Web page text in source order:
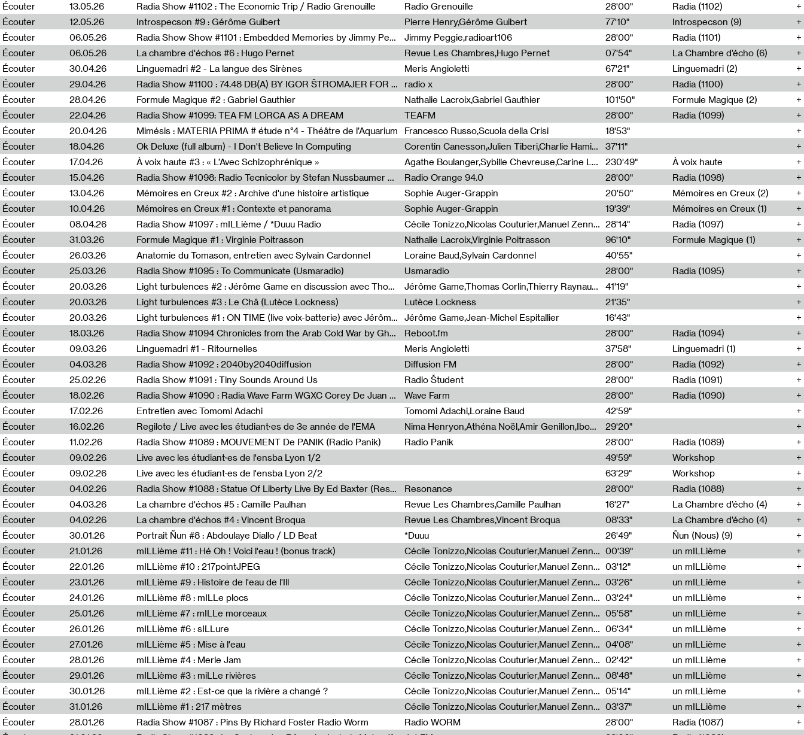
Écouter
13.05.26 Radia Show #1102 : The Economic Trip / Radio Grenouille Radio Grenouille 28'00"
Radia (1102)
Écouter
12.05.26 Introspecson #9 : Gérôme Guibert Pierre Henry,Gérôme Guibert 77'10"
Introspecson (9)
Écouter
06.05.26 Radia Show Show #1101 : Embedded Memories by Jimmy Peggie / radioart106 Jimmy Peggie,radioart106 28'00"
Radia (1101)
Écouter
06.05.26 La chambre d'échos #6 : Hugo Pernet Revue Les Chambres,Hugo Pernet 07'54"
La Chambre d’écho (6)
Écouter
30.04.26 Linguemadri #2 - La langue des Sirènes Meris Angioletti 67'21"
Linguemadri (2)
Écouter
29.04.26 Radia Show #1100 : 74.48 DB(A) BY IGOR ŠTROMAJER FOR RADIO X radio x 28'00"
Radia (1100)
Écouter
28.04.26 Formule Magique #2 : Gabriel Gauthier Nathalie Lacroix,Gabriel Gauthier 101'50"
Formule Magique (2)
Écouter
22.04.26 Radia Show #1099: TEA FM LORCA AS A DREAM TEAFM 28'00"
Radia (1099)
Écouter
20.04.26 Mimésis : MATERIA PRIMA # étude n°4 - Théâtre de l’Aquarium Francesco Russo,Scuola della Crisi
18'53"
Écouter
18.04.26 Ok Deluxe (full album) - I Don't Believe In Computing Corentin Canesson,Julien Tiberi,Charlie Hamish Jeffery
37'11"
Écouter
17.04.26 À voix haute #3 : « L’Avec Schizophrénique » Agathe Boulanger,Sybille Chevreuse,Carine Lendrin,Léna Monnier,Graziela Susin,Camille Zuber 230'49"
À voix haute
Écouter
15.04.26 Radia Show #1098: Radio Tecnicolor by Stefan Nussbaumer & Georg Zichy (Radio Orange 94.0) Radio Orange 94.0 28'00"
Radia (1098)
Écouter
13.04.26 Mémoires en Creux #2 : Archive d'une histoire artistique Sophie Auger-Grappin 20'50"
Mémoires en Creux (2)
Écouter
10.04.26 Mémoires en Creux #1 : Contexte et panorama Sophie Auger-Grappin 19'39"
Mémoires en Creux (1)
Écouter
08.04.26 Radia Show #1097 : mILLième / *Duuu Radio Cécile Tonizzo,Nicolas Couturier,Manuel Zenner,Aquila Lescene,Curtis Coco,Cyril Magnier 28'14"
Radia (1097)
Écouter
31.03.26 Formule Magique #1 : Virginie Poitrasson Nathalie Lacroix,Virginie Poitrasson 96'10"
Formule Magique (1)
Écouter
26.03.26 Anatomie du Tomason, entretien avec Sylvain Cardonnel Loraine Baud,Sylvain Cardonnel
40'55"
Écouter
25.03.26 Radia Show #1095 : To Communicate (Usmaradio) Usmaradio 28'00"
Radia (1095)
Écouter
20.03.26 Light turbulences #2 : Jérôme Game en discussion avec Thomas Corlin Jérôme Game,Thomas Corlin,Thierry Raynaud,Hubert Colas
41'19"
Écouter
20.03.26 Light turbulences #3 : Le Châ (Lutèce Lockness) Lutèce Lockness
21'35"
Écouter
20.03.26 Light turbulences #1 : ON TIME (live voix-batterie) avec Jérôme Game & Jean-Michel Espitallier Jérôme Game,Jean-Michel Espitallier
16'43"
Écouter
18.03.26 Radia Show #1094 Chronicles from the Arab Cold War by Ghazi Barakat Reboot.fm 28'00"
Radia (1094)
Écouter
09.03.26 Linguemadri #1 - Ritournelles Meris Angioletti 37'58"
Linguemadri (1)
Écouter
04.03.26 Radia Show #1092 : 2040by2040diffusion Diffusion FM 28'00"
Radia (1092)
Écouter
25.02.26 Radia Show #1091 : Tiny Sounds Around Us Radio Študent 28'00"
Radia (1091)
Écouter
18.02.26 Radia Show #1090 : Radia Wave Farm WGXC Corey De Juan Sherrard Jr Startalk Wave Farm 28'00"
Radia (1090)
Écouter
17.02.26 Entretien avec Tomomi Adachi Tomomi Adachi,Loraine Baud
42'59"
Écouter
16.02.26 Regilote / Live avec les étudiant·es de 3e année de l'EMA Nima Henryon,Athéna Noël,Amir Genillon,Ibourayane Ahmadi,Manelle Cherrih,Honorine Gibello,John Weeber,Manon Joseph
29'20"
Écouter
11.02.26 Radia Show #1089 : MOUVEMENT De PANIK (Radio Panik) Radio Panik 28'00"
Radia (1089)
Écouter
09.02.26 Live avec les étudiant·es de l'ensba Lyon 1/2 49'59"
Workshop
Écouter
09.02.26 Live avec les étudiant·es de l'ensba Lyon 2/2 63'29"
Workshop
Écouter
04.02.26 Radia Show #1088 : Statue Of Liberty Live By Ed Baxter (Resonance) Resonance 28'00"
Radia (1088)
Écouter
04.03.26 La chambre d'échos #5 : Camille Paulhan Revue Les Chambres,Camille Paulhan 16'27"
La Chambre d’écho (4)
Écouter
04.02.26 La chambre d'échos #4 : Vincent Broqua Revue Les Chambres,Vincent Broqua 08'33"
La Chambre d’écho (4)
Écouter
30.01.26 Portrait Ñun #8 : Abdoulaye Diallo / LD Beat *Duuu 26'49"
Ñun (Nous) (9)
Écouter
21.01.26 mILLième #11 : Hé Oh ! Voici l'eau ! (bonus track) Cécile Tonizzo,Nicolas Couturier,Manuel Zenner,Aquila Lescene,Curtis Coco,Cyril Magnier 00'39"
un mILLième
Écouter
22.01.26 mILLième #10 : 217pointJPEG Cécile Tonizzo,Nicolas Couturier,Manuel Zenner,Aquila Lescene,Curtis Coco,Cyril Magnier 03'12"
un mILLième
Écouter
23.01.26 mILLième #9 : Histoire de l'eau de l'Ill Cécile Tonizzo,Nicolas Couturier,Manuel Zenner,Aquila Lescene,Curtis Coco,Cyril Magnier 03'26"
un mILLième
Écouter
24.01.26 mILLième #8 : mILLe plocs Cécile Tonizzo,Nicolas Couturier,Manuel Zenner,Aquila Lescene,Curtis Coco,Cyril Magnier 03'24"
un mILLième
Écouter
25.01.26 mILLième #7 : mILLe morceaux Cécile Tonizzo,Nicolas Couturier,Manuel Zenner,Aquila Lescene,Curtis Coco,Cyril Magnier 05'58"
un mILLième
Écouter
26.01.26 mILLième #6 : sILLure Cécile Tonizzo,Nicolas Couturier,Manuel Zenner,Aquila Lescene,Curtis Coco,Cyril Magnier 06'34"
un mILLième
Écouter
27.01.26 mILLième #5 : Mise à l'eau Cécile Tonizzo,Nicolas Couturier,Manuel Zenner,Aquila Lescene,Curtis Coco,Cyril Magnier 04'08"
un mILLième
Écouter
28.01.26 mILLième #4 : Merle Jam Cécile Tonizzo,Nicolas Couturier,Manuel Zenner,Aquila Lescene,Curtis Coco,Cyril Magnier 02'42"
un mILLième
Écouter
29.01.26 mILLième #3 : miLLe rivières Cécile Tonizzo,Nicolas Couturier,Manuel Zenner,Aquila Lescene,Curtis Coco,Cyril Magnier 08'48"
un mILLième
Écouter
30.01.26 mILLième #2 : Est-ce que la rivière a changé ? Cécile Tonizzo,Nicolas Couturier,Manuel Zenner,Aquila Lescene,Curtis Coco,Cyril Magnier 05'14"
un mILLième
Écouter
31.01.26 mILLième #1 : 217 mètres Cécile Tonizzo,Nicolas Couturier,Manuel Zenner,Aquila Lescene,Curtis Coco,Cyril Magnier 03'37"
un mILLième
Écouter
28.01.26 Radia Show #1087 : Pins By Richard Foster Radio Worm Radio WORM 28'00"
Radia (1087)